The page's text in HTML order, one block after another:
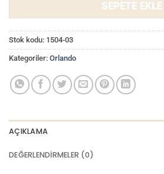
SEPETE EKLE
Stok kodu: 1504-03
Kategoriler: Orlando
AÇIKLAMA
DEĞERLENDIRMELER (0)